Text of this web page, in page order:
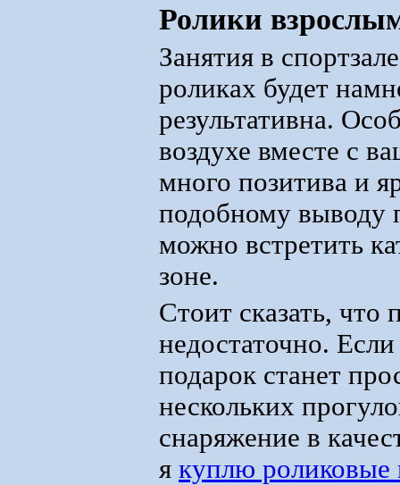
Ролики
Занятия в
роликах будет
результативна.
воздухе вместе с
много позитива и
подобному выводу
можно встретить
зоне.
Стоит сказать, что
недостаточно.
подарок станет
нескольких
снаряжение в
я куплю роликовые